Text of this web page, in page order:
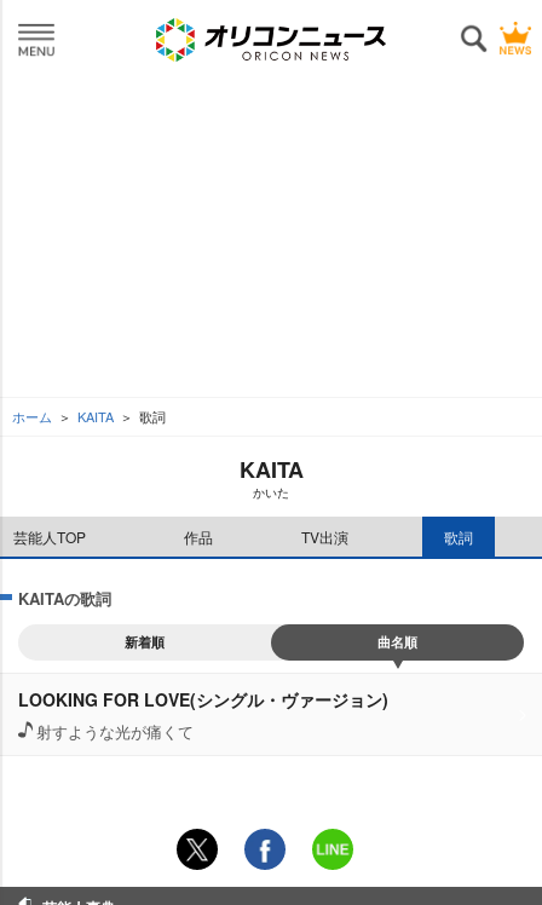
ホーム KAITA 歌詞
KAITA
かいた
芸能人TOP 作品 TV出演 歌詞
KAITAの歌詞
新着順 曲名順
LOOKING FOR LOVE(シングル・ヴァージョン)
射すような光が痛くて